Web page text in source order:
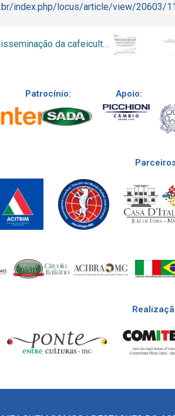
index.php/locus/article/view/20603/
A disseminação da cafeicultura no Sul de Minas Gerais e no município de Nepomuceno/MG
Patrocínio: Apoio: